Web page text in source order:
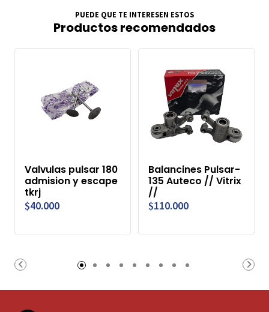
PUEDE QUE TE INTERESEN ESTOS
Productos recomendados
Valvulas pulsar 180
admision y escape
tkrj
$40.000
Balancines Pulsar-
135 Auteco // Vitrix
//
$110.000